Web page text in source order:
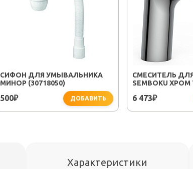
СИФОН ДЛЯ УМЫВАЛЬНИКА
МИНОР (30718050)
500₽ ДОБАВИТЬ
СМЕСИТЕЛЬ
SEMBOKU ХРОМ
6 473₽
Характеристики